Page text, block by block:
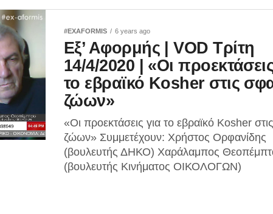
#EXAFORMIS 6 years ago
Εξ’ Αφορμής | VOD Τρίτη
14/4/2020 | «Οι
το εβραϊκό Kosher στις
ζώων»
«Οι προεκτάσεις για το εβραϊκό Kosher
ζώων» Συμμετέχουν: Χρήστος Ορφανίδης
(βουλευτής ΔΗΚΟ) Χαράλαμπος
(βουλευτής Κινήματος ΟΙΚΟΛΟΓΩΝ)